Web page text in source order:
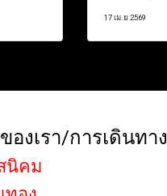
17 เม.ย 2569
องเรา/การเดินทาง
นิคม